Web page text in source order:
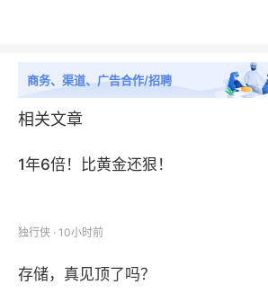
商务、渠道、广告合作/招聘
相关文章
1年6倍！比黄金还狠！
独行侠 · 10小时前
存储，真见顶了吗？